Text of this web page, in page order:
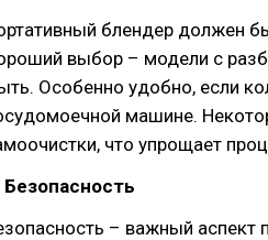
блендер должен
выбор – модели с
Особенно удобно, если
машине.
что упрощает
Безопасность
– важный аспект